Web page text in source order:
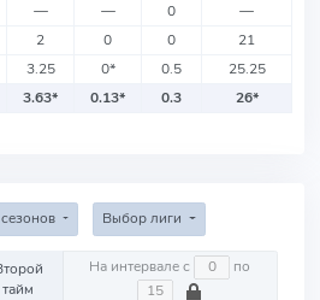
— — 0
—
2 0 0
21
3.25 0* 0.5
25.25
3.63* 0.13* 0.3 26*
Выбор лиги
тайм
На интервале с по